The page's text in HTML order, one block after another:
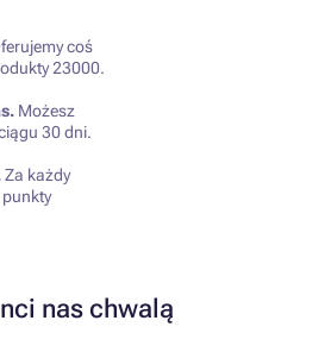
coś
23000.
Możesz
30 dni.
Za każdy
nas chwalą